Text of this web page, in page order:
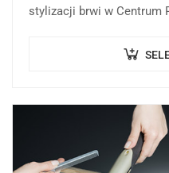
stylizacji brwi w Centrum
rozwijanie i